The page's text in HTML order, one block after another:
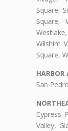
Square,
Square,
Wilshire
Square,
HARBOR
San
Cypress
Valley,